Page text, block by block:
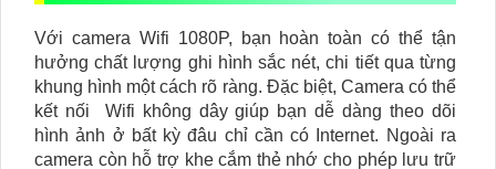
Với camera Wifi 1080P, bạn hoàn toàn có thể tận
hưởng chất lượng ghi hình sắc nét, chi tiết qua từng
khung hình một cách rõ ràng. Đặc biệt, Camera có thể
kết nối Wifi không dây giúp bạn dễ dàng theo dõi
hình ảnh ở bất kỳ đâu chỉ cần có Internet. Ngoài ra
camera còn hỗ trợ khe cắm thẻ nhớ cho phép lưu trữ